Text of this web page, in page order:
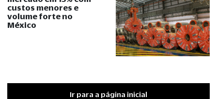
custos menores e
volume forte no
México
Ir para a página inicial